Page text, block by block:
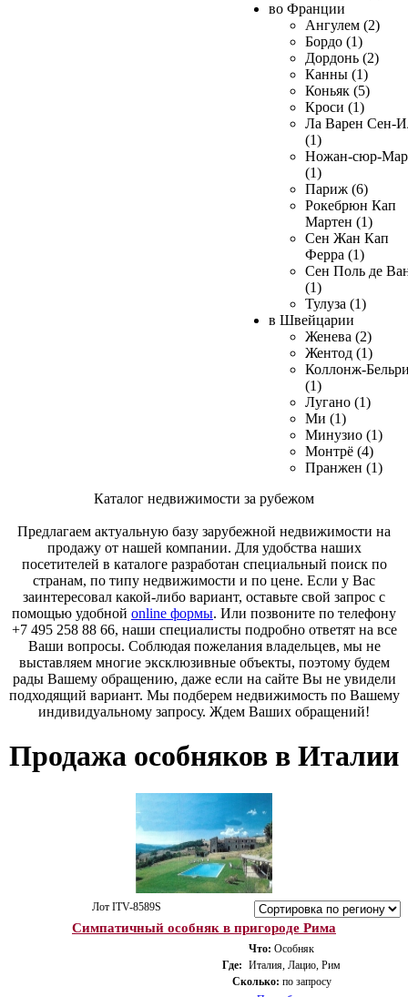
во Франции
Ангулем (2)
Бордо (1)
Дордонь (2)
Канны (1)
Коньяк (5)
Кроси (1)
Ла Варен Сен-
(1)
Ножан-сюр-
(1)
Париж (6)
Рокебрюн Кап
Мартен (1)
Сен Жан Кап
Ферра (1)
Сен Поль де
(1)
Тулуза (1)
в Швейцарии
Женева (2)
Жентод (1)
Коллонж-
(1)
Лугано (1)
Ми (1)
Минузио (1)
Монтрё (4)
Пранжен (1)
Каталог недвижимости за рубежом
Предлагаем актуальную базу зарубежной недвижимости на
продажу от нашей компании. Для удобства наших
посетителей в каталоге разработан специальный поиск по
странам, по типу недвижимости и по цене. Если у Вас
заинтересовал какой-либо вариант, оставьте свой запрос с
помощью удобной online формы. Или позвоните по телефону
+7 495 258 88 66, наши специалисты подробно ответят на все
Ваши вопросы. Соблюдая пожелания владельцев, мы не
выставляем многие эксклюзивные объекты, поэтому будем
рады Вашему обращению, даже если на сайте Вы не увидели
подходящий вариант. Мы подберем недвижимость по Вашему
индивидуальному запросу. Ждем Ваших обращений!
Продажа особняков в Италии
Лот ITV-8589S
Симпатичный особняк в пригороде Рима
Что: Особняк
Где: Италия, Лацио, Рим
Сколько: по запросу